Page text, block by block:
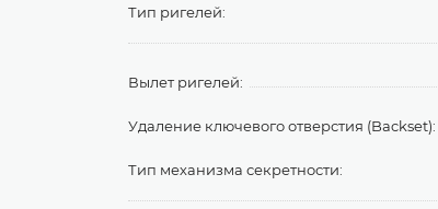
Тип ригелей:
Вылет ригелей:
Удаление ключевого отверстия (Backset):
Тип механизма секретности: